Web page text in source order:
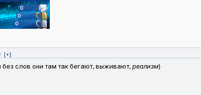
[+]
слов они там так бегают, выживают,реализм)